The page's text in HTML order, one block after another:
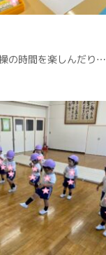
の時間を楽しんだり…